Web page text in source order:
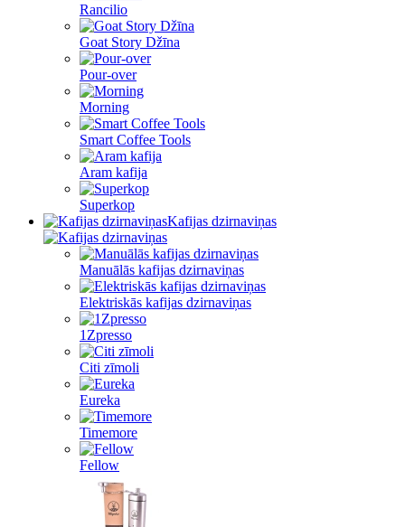
Rancilio
Goat Story Džīna
Pour-over
Morning
Smart Coffee Tools
Aram kafija
Superkop
Kafijas dzirnaviņas
Manuālās kafijas dzirnaviņas
Elektriskās kafijas dzirnaviņas
1Zpresso
Citi zīmoli
Eureka
Timemore
Fellow